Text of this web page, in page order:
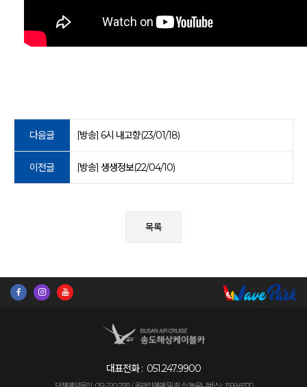
다음글 [방송] 6시 내고향(23/01/18)
이전글 [방송] 생생정보(22/04/10)
목록
대표전화 : 051.247.9900